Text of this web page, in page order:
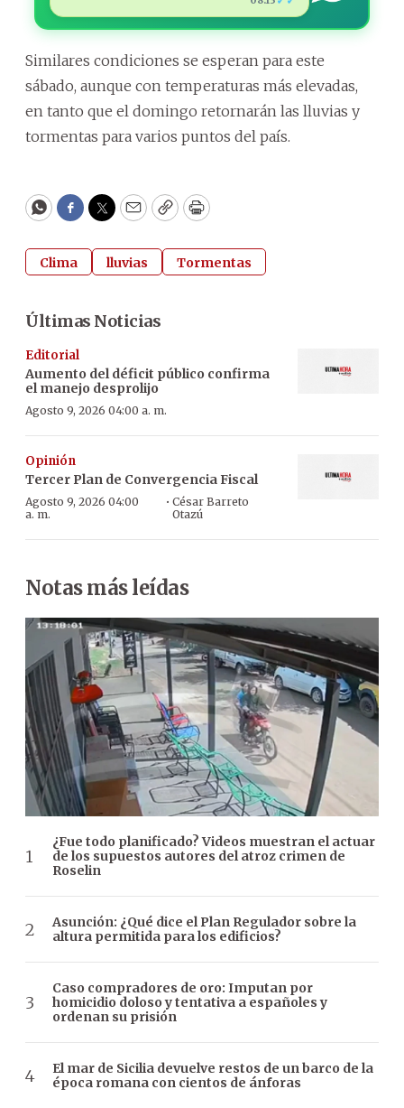
Similares condiciones se esperan para este
sábado, aunque con temperaturas más elevadas,
en tanto que el domingo retornarán las lluvias y
tormentas para varios puntos del país.
WhatsApp
Facebook
Twitter
EmailCopyPrint
Clima lluvias Tormentas
Últimas Noticias
Editorial
Aumento del déficit público confirma
el manejo desprolijo
Agosto 9, 2026 04:00 a. m.
Opinión
Tercer Plan de Convergencia Fiscal
Agosto 9, 2026 04:00
a. m.
·César Barreto
Otazú
Notas más leídas
¿Fue todo planificado? Videos muestran el actuar
de los supuestos autores del atroz crimen de
Roselin
Asunción: ¿Qué dice el Plan Regulador sobre la
altura permitida para los edificios?
Caso compradores de oro: Imputan por
homicidio doloso y tentativa a españoles y
ordenan su prisión
El mar de Sicilia devuelve restos de un barco de la
época romana con cientos de ánforas